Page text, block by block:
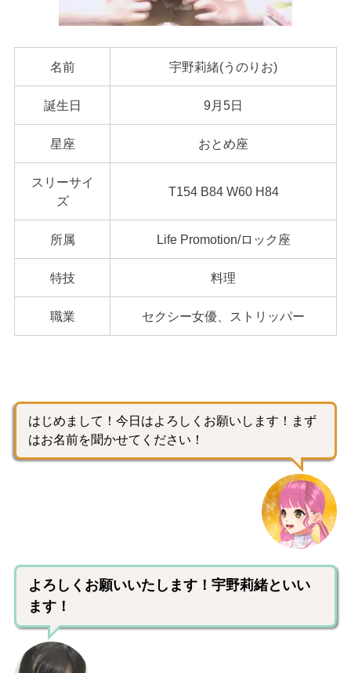
名前 宇野莉緒(うのりお)
誕生日 9月5日
星座 おとめ座
スリーサイ
ズ
T154 B84 W60 H84
所属 Life Promotion/ロック座
特技 料理
職業 セクシー女優、ストリッパー
はじめまして！今日はよろしくお願いします！まず
はお名前を聞かせてください！
よろしくお願いいたします！宇野莉緒といい
ます！